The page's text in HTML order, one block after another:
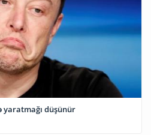
yaratmağı düşünür